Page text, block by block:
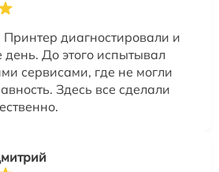
диагностировали и
день. До этого испытывал
сервисами, где не могли
Здесь все сделали